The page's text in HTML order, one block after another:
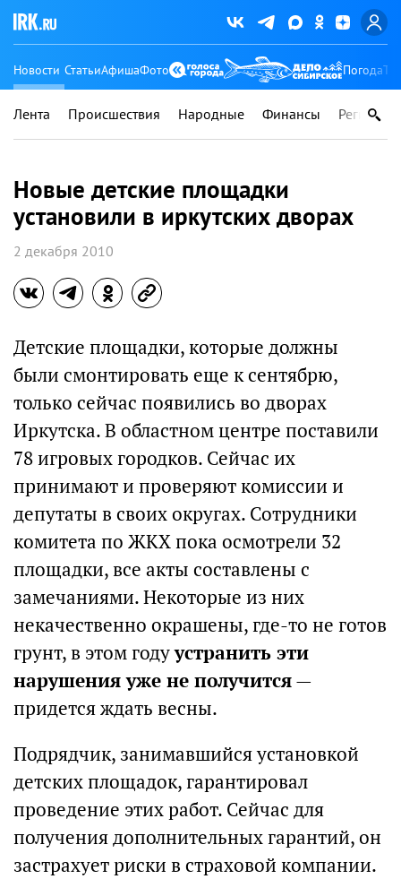
Новости СтатьиАфишаФото Погода
Лента Происшествия Народные Финансы Регионы
Новые детские площадки
установили в иркутских дворах
2 декабря 2010
Детские площадки, которые должны
были смонтировать еще к сентябрю,
только сейчас появились во дворах
Иркутска. В областном центре поставили
78 игровых городков. Сейчас их
принимают и проверяют комиссии и
депутаты в своих округах. Сотрудники
комитета по ЖКХ пока осмотрели 32
площадки, все акты составлены с
замечаниями. Некоторые из них
некачественно окрашены, где-то не готов
грунт, в этом годуустранить эти
нарушения уже не получится—
придется ждать весны.
Подрядчик, занимавшийся установкой
детских площадок, гарантировал
проведение этих работ. Сейчас для
получения дополнительных гарантий, он
застрахует риски в страховой компании.